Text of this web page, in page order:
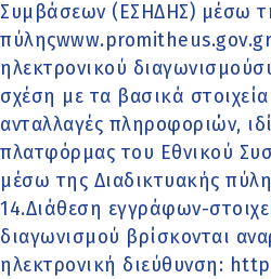
Συμβάσεων (ΕΣΗΔΗΣ) μέσω
ηλεκτρονικού
σχέση με τα βασικά
ανταλλαγές πληροφοριών,
πλατφόρμας του Εθνικού
μέσω της Διαδικτυακής
14.Διάθεση εγγράφων-
διαγωνισμού βρίσκονται
ηλεκτρονική διεύθυνση: